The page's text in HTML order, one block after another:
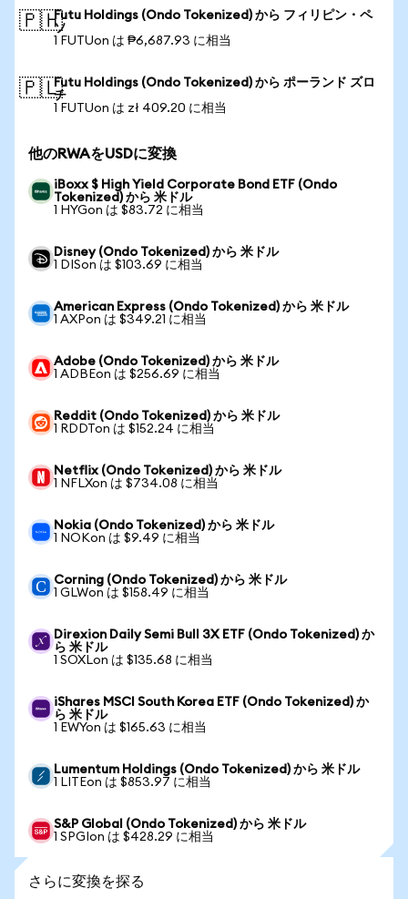
🇵🇭Futu Holdings (Ondo Tokenized) から フィリピン・ペ
ソ
1 FUTUon は ₱6,687.93 に相当
🇵🇱Futu Holdings (Ondo Tokenized) から ポーランド ズロ
チ
1 FUTUon は zł 409.20 に相当
他のRWAをUSDに変換
iBoxx $ High Yield Corporate Bond ETF (Ondo
Tokenized) から 米ドル
1 HYGon は $83.72 に相当
Disney (Ondo Tokenized) から 米ドル
1 DISon は $103.69 に相当
American Express (Ondo Tokenized) から 米ドル
1 AXPon は $349.21 に相当
Adobe (Ondo Tokenized) から 米ドル
1 ADBEon は $256.69 に相当
Reddit (Ondo Tokenized) から 米ドル
1 RDDTon は $152.24 に相当
Netflix (Ondo Tokenized) から 米ドル
1 NFLXon は $734.08 に相当
Nokia (Ondo Tokenized) から 米ドル
1 NOKon は $9.49 に相当
Corning (Ondo Tokenized) から 米ドル
1 GLWon は $158.49 に相当
Direxion Daily Semi Bull 3X ETF (Ondo Tokenized) か
ら 米ドル
1 SOXLon は $135.68 に相当
iShares MSCI South Korea ETF (Ondo Tokenized) か
ら 米ドル
1 EWYon は $165.63 に相当
Lumentum Holdings (Ondo Tokenized) から 米ドル
1 LITEon は $853.97 に相当
S&P Global (Ondo Tokenized) から 米ドル
1 SPGIon は $428.29 に相当
さらに変換を探る